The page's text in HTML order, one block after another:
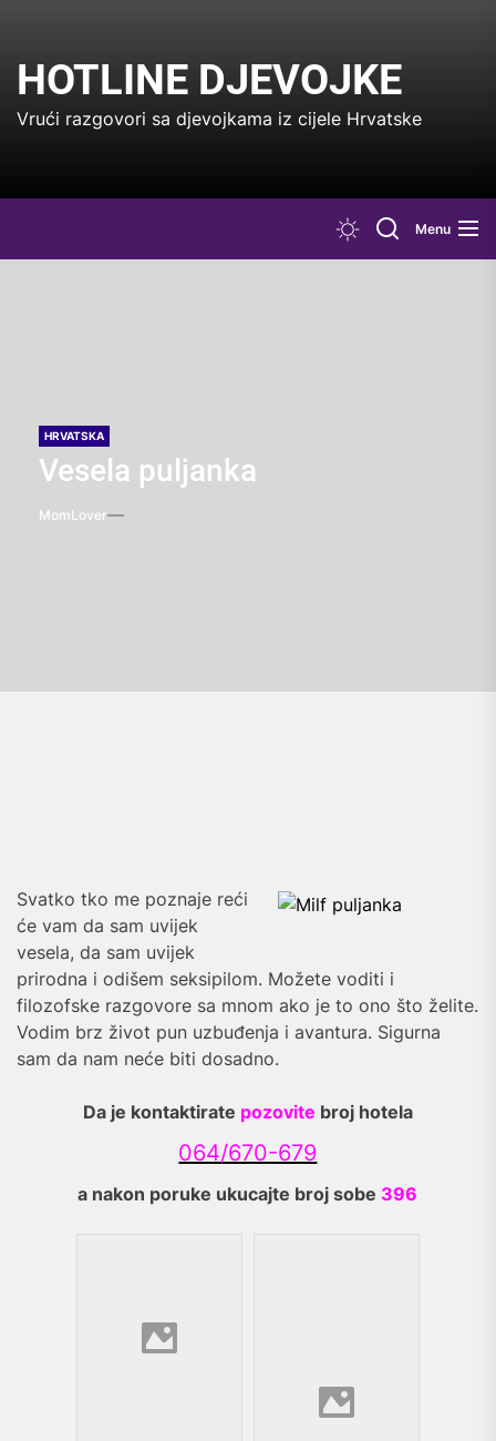
the
content
HOTLINE DJEVOJKE
Vrući razgovori sa djevojkama iz cijele Hrvatske
Menu
HRVATSKA
Vesela puljanka
MomLover
Svatko tko me poznaje reći
će vam da sam uvijek
vesela, da sam uvijek
prirodna i odišem seksipilom. Možete voditi i
filozofske razgovore sa mnom ako je to ono što želite.
Vodim brz život pun uzbuđenja i avantura. Sigurna
sam da nam neće biti dosadno.
Da je kontaktirate pozovite broj hotela
064/670-679
a nakon poruke ukucajte broj sobe 396